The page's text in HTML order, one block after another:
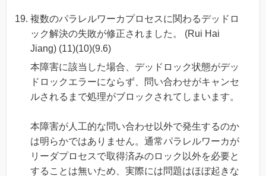
複数のパラレルワーカプロセスに関わるデッドロ
ック解決の失敗が修正されました。 (Rui Hai
Jiang) (11)(10)(9.6)
本障害に該当した場合、デッドロック状態がデッ
ドロックエラーにならず、問い合わせがキャンセ
ルされるまで処理がブロックされてしまいます。
本障害が人工的な問い合わせ以外で発生するのか
は明らかではありません。通常パラレルワーカが
リーダプロセスで取得済みのロック以外を必要と
することは無いため、実際には問題はほぼ起きな